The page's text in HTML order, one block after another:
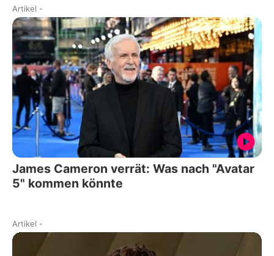
Artikel -
James Cameron verrät: Was nach "Avatar
5" kommen könnte
Artikel -